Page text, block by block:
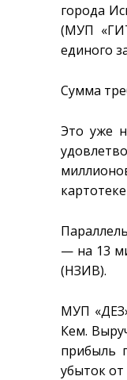
города
(МУП
единого
Сумма
Это уже
— на 13
(НЗИВ).
МУП
Кем.
прибыль
убыток